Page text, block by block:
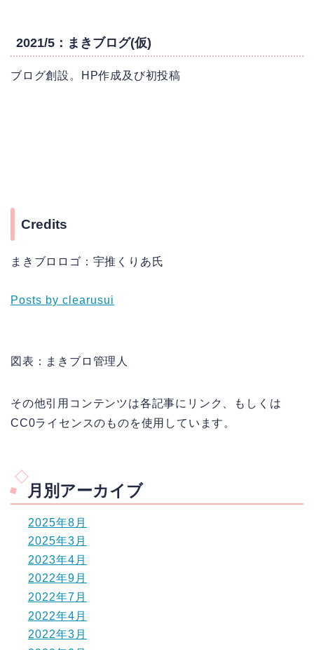
2021/5：まきブログ(仮)
ブログ創設。HP作成及び初投稿
Credits
まきブロロゴ：宇推くりあ氏
Posts by clearusui
図表：まきブロ管理人
その他引用コンテンツは各記事にリンク、もしくは
CC0ライセンスのものを使用しています。
月別アーカイブ
2025年8月
2025年3月
2023年4月
2022年9月
2022年7月
2022年4月
2022年3月